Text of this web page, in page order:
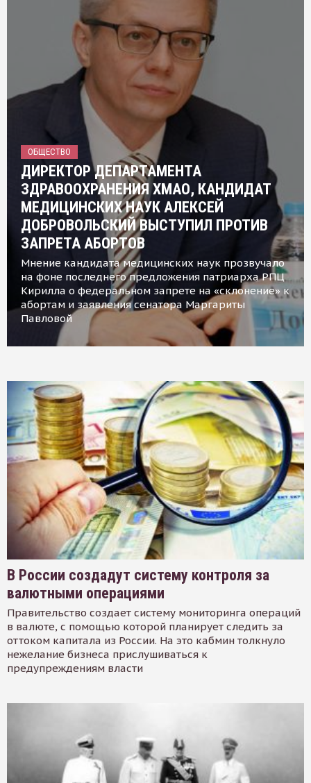
ОБЩЕСТВО
ДИРЕКТОР ДЕПАРТАМЕНТА
ЗДРАВООХРАНЕНИЯ ХМАО, КАНДИДАТ
МЕДИЦИНСКИХ НАУК АЛЕКСЕЙ
ДОБРОВОЛЬСКИЙ ВЫСТУПИЛ ПРОТИВ
ЗАПРЕТА АБОРТОВ
Мнение кандидата медицинских наук прозвучало
на фоне последнего предложения патриарха РПЦ
Кирилла о федеральном запрете на «склонение» к
абортам и заявления сенатора Маргариты
Павловой
В России создадут систему контроля за
валютными операциями
Правительство создает систему мониторинга операций
в валюте, с помощью которой планирует следить за
оттоком капитала из России. На это кабмин толкнуло
нежелание бизнеса прислушиваться к
предупреждениям власти